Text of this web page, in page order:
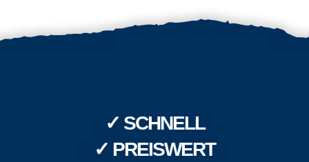
✓ SCHNELL
✓ PREISWERT